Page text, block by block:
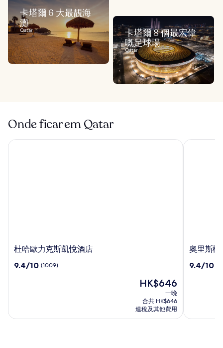
卡塔爾 6 大最靚海
灘
Qatar
卡塔爾 8 個最宏偉
嘅足球場
Qatar
Onde ficar em Qatar
杜
歐
悅
杜哈歐力克斯凱悅酒店
9.4
分)，
9.4/10 (1009)
現
HK$646
HK$646
一晚
合共 HK$646
連稅及其他費用
杜哈歐力克斯凱悅酒店
奧
斯
奧里斯機
9.4
分)，
9.4/10
奧里斯機